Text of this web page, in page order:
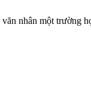
nhân một trường